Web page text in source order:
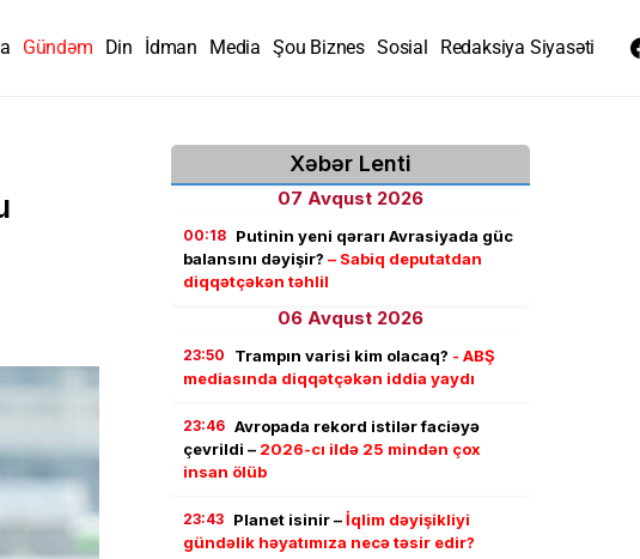
Gündəm Din İdman Media Şou Biznes Sosial Redaksiya Siyasəti
Xəbər Lenti
07 Avqust 2026
00:18 Putinin yeni qərarı Avrasiyada güc
balansını dəyişir? – Sabiq deputatdan
diqqətçəkən təhlil
06 Avqust 2026
23:50 Trampın varisi kim olacaq? - ABŞ
mediasında diqqətçəkən iddia yaydı
23:46 Avropada rekord istilər faciəyə
çevrildi – 2026-cı ildə 25 mindən çox
insan ölüb
23:43 Planet isinir –İqlim dəyişikliyi
gündəlik həyatımıza necə təsir edir?